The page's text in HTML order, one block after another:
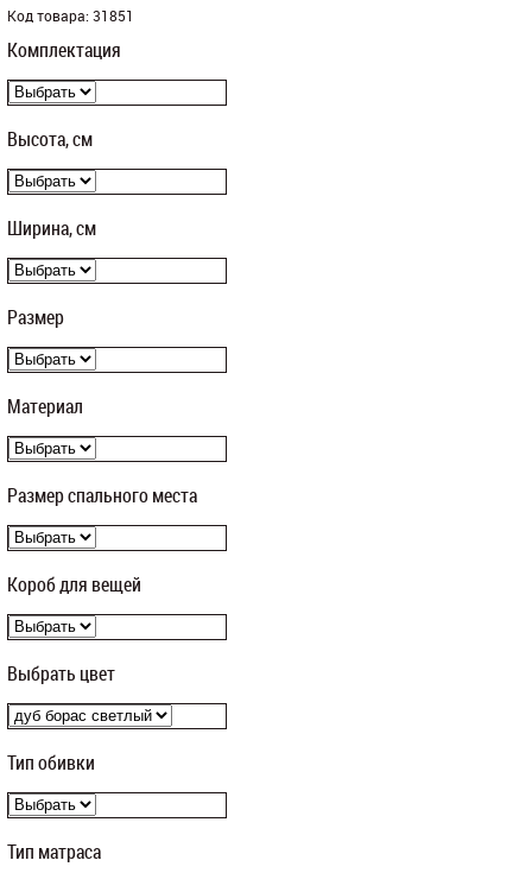
Код товара: 31851
Комплектация
Высота, см
Ширина, см
Размер
Материал
Размер спального места
Короб для вещей
Выбрать цвет
Тип обивки
Тип матраса